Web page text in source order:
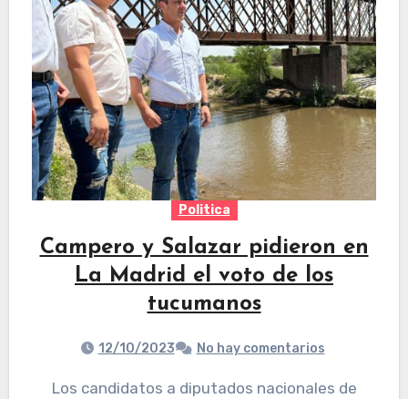
Politica
Campero y Salazar pidieron en
La Madrid el voto de los
tucumanos
12/10/2023 No hay comentarios
Los candidatos a diputados nacionales de